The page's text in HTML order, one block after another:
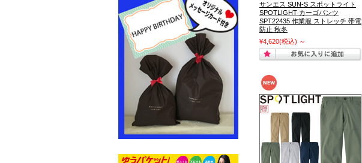
サンエス SUN-S スポットライト
SPOTLIGHT カーゴパンツ
SPT22435 作業服 ストレッチ 帯電
防止 秋冬
¥4,620(税込) ～